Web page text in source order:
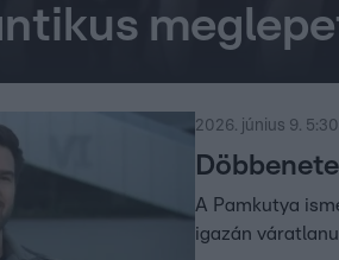
2026. június 9. 5:30
A Pamkutya
igazán